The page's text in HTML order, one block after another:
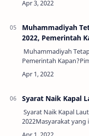
mengingat prediksi
Muhammadiyah
2022, Pemerintah
Muhammadiyah
Pemerintah
Muhammadiyah telah
penetapan 1 Syawal
Syarat Naik Kapal
Syarat Naik Kapal
2022Masyarakat
perjalanan mudik